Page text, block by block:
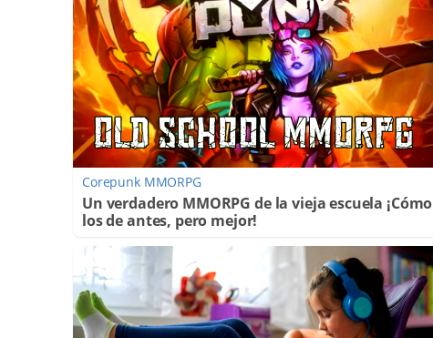
Corepunk MMORPG
Un verdadero MMORPG de la vieja escuela ¡Cómo
los de antes, pero mejor!